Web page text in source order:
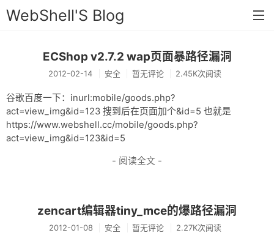
WebShell'S Blog
首页
安全
新闻
技术
链接
ECShop v2.7.2 wap页面暴路径漏洞
2012-02-14 安全 暂无评论 2.45K次阅读
谷歌百度一下：inurl:mobile/goods.php?
act=view_img&id=123 搜到后在页面加个&id=5 也就是
https://www.webshell.cc/mobile/goods.php?
act=view_img&id=123&id=5
- 阅读全文 -
zencart编辑器tiny_mce的爆路径漏洞
2012-01-08 安全 暂无评论 2.27K次阅读